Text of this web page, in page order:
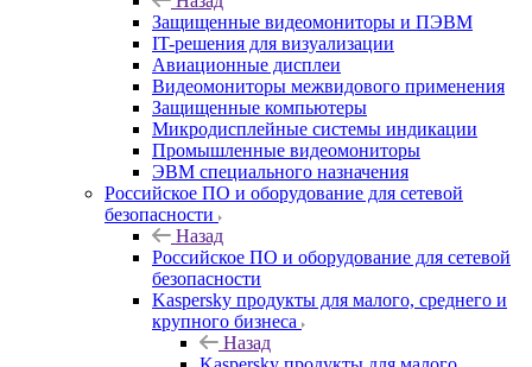
Защищенные видеомониторы и ПЭВМ
IT-решения для визуализации
Авиационные дисплеи
Видеомониторы межвидового применения
Защищенные компьютеры
Микродисплейные системы индикации
Промышленные видеомониторы
ЭВМ специального назначения
Российское ПО и оборудование для сетевой
безопасности
Назад
Российское ПО и оборудование для сетевой
безопасности
Kaspersky продукты для малого, среднего и
крупного бизнеса
Назад